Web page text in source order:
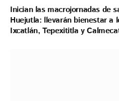
Inician las macrojornadas de
Huejutla: llevarán bienestar a
Ixcatlán, Tepexititla y